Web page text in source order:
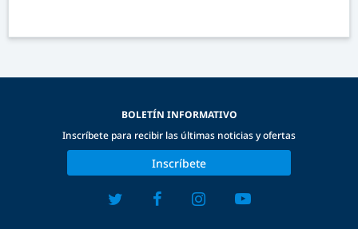
BOLETÍN INFORMATIVO
Inscríbete para recibir las últimas noticias y ofertas
Inscríbete